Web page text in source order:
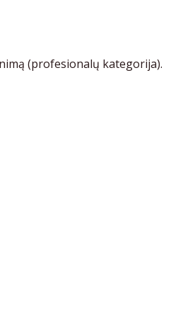
(profesionalų kategorija).